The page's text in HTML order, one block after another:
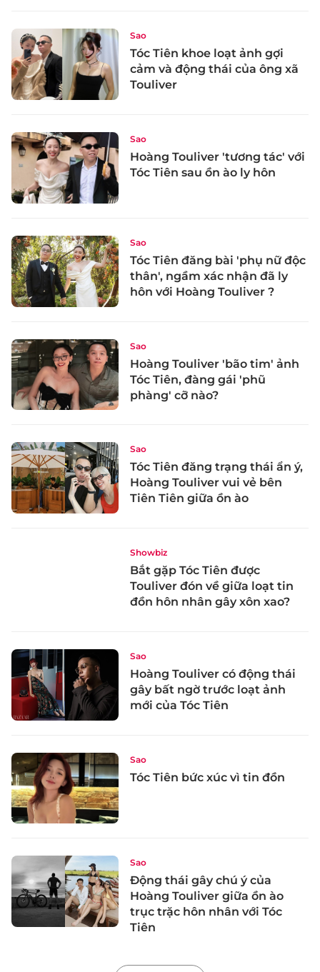
Sao
Tóc Tiên khoe loạt ảnh gợi
cảm và động thái của ông xã
Touliver
Sao
Hoàng Touliver 'tương tác' với
Tóc Tiên sau ồn ào ly hôn
Sao
Tóc Tiên đăng bài 'phụ nữ độc
thân', ngầm xác nhận đã ly
hôn với Hoàng Touliver ?
Sao
Hoàng Touliver 'bão tim' ảnh
Tóc Tiên, đàng gái 'phũ
phàng' cỡ nào?
Sao
Tóc Tiên đăng trạng thái ẩn ý,
Hoàng Touliver vui vẻ bên
Tiên Tiên giữa ồn ào
Showbiz
Bắt gặp Tóc Tiên được
Touliver đón về giữa loạt tin
đồn hôn nhân gây xôn xao?
Sao
Hoàng Touliver có động thái
gây bất ngờ trước loạt ảnh
mới của Tóc Tiên
Sao
Tóc Tiên bức xúc vì tin đồn
Sao
Động thái gây chú ý của
Hoàng Touliver giữa ồn ào
trục trặc hôn nhân với Tóc
Tiên